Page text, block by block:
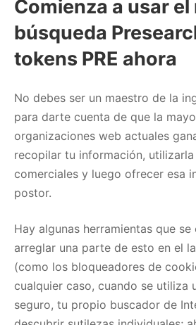
Comienza a usar
búsqueda
tokens PRE ahora
No debes ser un maestro de la
para darte cuenta de que la
organizaciones web actuales
recopilar tu información,
comerciales y luego ofrecer esa
postor.
Hay algunas herramientas que
arreglar una parte de esto en el
(como los bloqueadores de
cualquier caso, cuando se utiliza
seguro, tu propio buscador de